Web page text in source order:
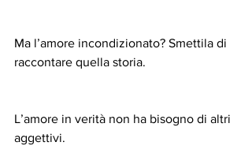
Ma l’amore incondizionato? Smettila di
raccontare quella storia.
L’amore in verità non ha bisogno di altri
aggettivi.